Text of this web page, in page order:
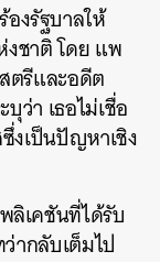
งรัฐบาลให้
งชาติ โดย แพ
ตรีและอดีต
ว่า เธอไม่เชื่อ
งเป็นปัญหาเชิง
ลิเคชันที่ได้รับ
ากลับเต็มไป